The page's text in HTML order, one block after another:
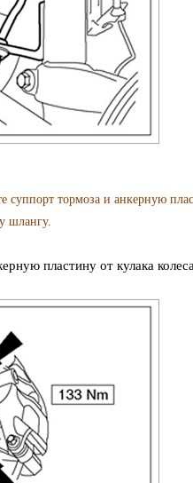
тормоза и анкерную
шлангу.
пластину от кулака